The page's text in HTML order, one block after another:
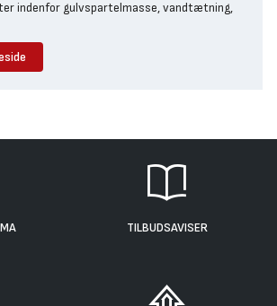
indenfor gulvspartelmasse, vandtætning,
TILBUDSAVISER